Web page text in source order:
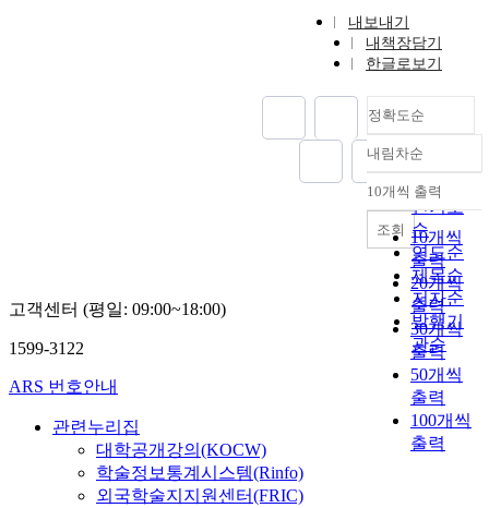
내보내기
내책장담기
한글로보기
정확도순
정확도
순
인기도
순
연도순
제목순
저자순
발행기
관순
내림차순
내림차순
10개씩 출력
10개씩
출력
20개씩
출력
30개씩
출력
50개씩
출력
100개씩
출력
조회
고객센터 (평일: 09:00~18:00)
1599-3122
ARS 번호안내
관련누리집
대학공개강의(KOCW)
학술정보통계시스템(Rinfo)
외국학술지지원센터(FRIC)